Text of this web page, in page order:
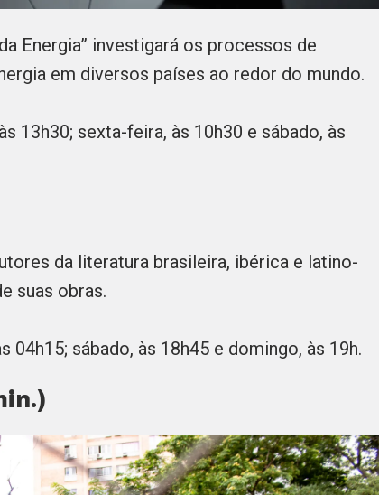
Energia” investigará os processos de
em diversos países ao redor do mundo.
13h30; sexta-feira, às 10h30 e sábado, às
da literatura brasileira, ibérica e latino-
suas obras.
sábado, às 18h45 e domingo, às 19h.